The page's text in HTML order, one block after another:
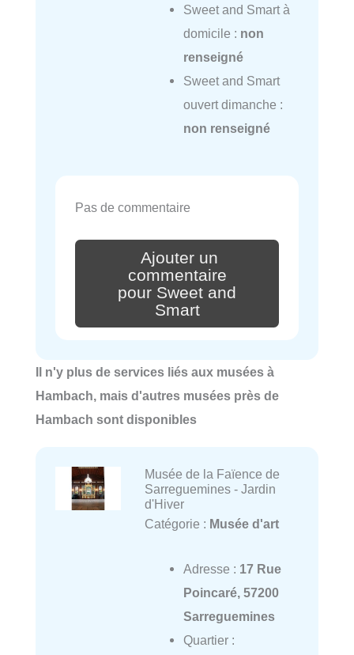
Sweet and Smart à
domicile : non
renseigné
Sweet and Smart
ouvert dimanche :
non renseigné
Pas de commentaire
Ajouter un
commentaire
pour Sweet and
Smart
Il n'y plus de services liés aux musées à
Hambach, mais d'autres musées près de
Hambach sont disponibles
Musée de la Faïence de
Sarreguemines - Jardin
d'Hiver
Catégorie : Musée d'art
Adresse : 17 Rue
Poincaré, 57200
Sarreguemines
Quartier :